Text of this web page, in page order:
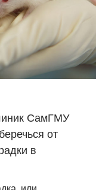
СамГМУ
от
в